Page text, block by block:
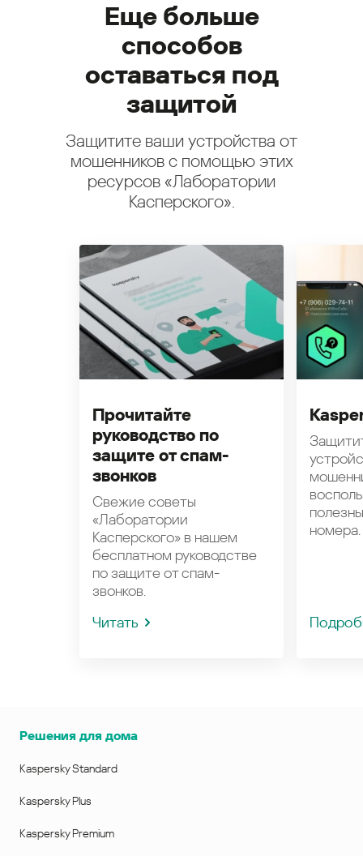
Еще больше
способов
оставаться под
защитой
Защитите ваши устройства от
мошенников с помощью этих
ресурсов «Лаборатории
Касперского».
Прочитайте
руководство по
защите от спам-
звонков
Свежие советы
«Лаборатории
Касперского» в нашем
бесплатном руководстве
по защите от спам-
звонков.
Читать
номера.
Решения для дома
Kaspersky Standard
Kaspersky Plus
Kaspersky Premium